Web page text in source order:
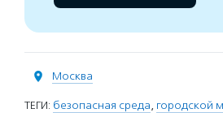
Москва
ТЕГИ: безопасная среда, городской